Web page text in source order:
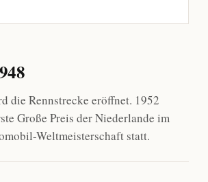
die Rennstrecke eröffnet. 1952
Große Preis der Niederlande im
Weltmeisterschaft statt.